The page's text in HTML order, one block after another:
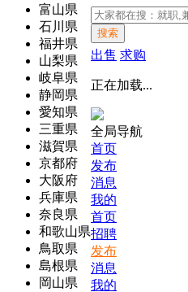
富山県
石川県
福井県
山梨県
岐阜県
静岡県
愛知県
三重県
滋賀県
京都府
大阪府
兵庫県
奈良県
和歌山県
鳥取県
島根県
岡山県
搜索
出售 求购
正在加载...
全局导航
首页
发布
消息
我的
首页
招聘
发布
消息
我的